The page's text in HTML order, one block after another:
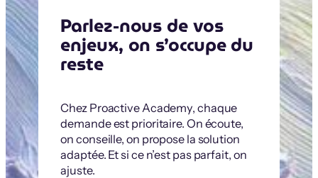
Parlez-nous de vos
enjeux, on s’occupe du
reste
Chez Proactive Academy, chaque
demande est prioritaire. On écoute,
on conseille, on propose la solution
adaptée. Et si ce n’est pas parfait, on
ajuste.